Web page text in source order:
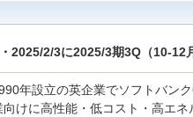
2025/2/3に2025/3期3Q（10-12
年設立の英企業でソフトバン
向けに高性能・低コスト・高エネ